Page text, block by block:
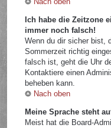
Ich habe die Zeitzone
immer noch falsch!
Wenn du dir sicher bist,
Sommerzeit richtig
falsch ist, geht die Uhr
Kontaktiere einen
beheben kann.
Nach oben
Meine Sprache steht
Meist hat die Board-